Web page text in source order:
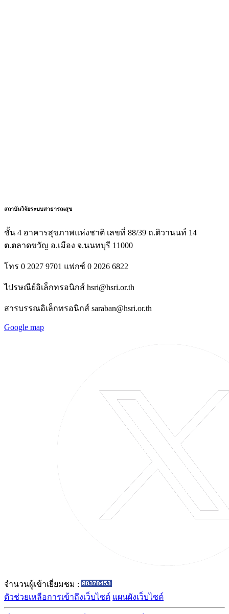
สถาบันวิจัยระบบสาธารณสุข
ชั้น 4 อาคารสุขภาพแห่งชาติ เลขที่ 88/39 ถ.ติวานนท์ 14
ต.ตลาดขวัญ อ.เมือง จ.นนทบุรี 11000
โทร 0 2027 9701 แฟกซ์ 0 2026 6822
ไปรษณีย์อิเล็กทรอนิกส์ hsri@hsri.or.th
สารบรรณอิเล็กทรอนิกส์ saraban@hsri.or.th
Google map
จำนวนผู้เข้าเยี่ยมชม :
ตัวช่วยเหลือการเข้าถึงเว็บไซต์ แผนผังเว็บไซต์